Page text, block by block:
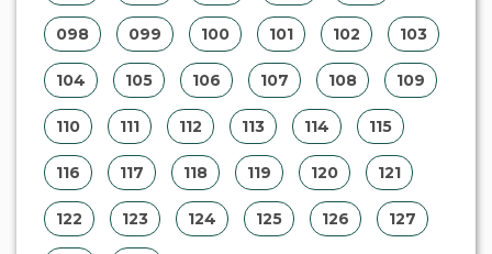
098 099 100 101 102 103
104 105 106 107 108 109
110 111 112 113 114 115
116 117 118 119 120 121
122 123 124 125 126 127